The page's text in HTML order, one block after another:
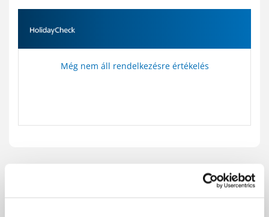
Még nem áll rendelkezésre értékelés
megosztás